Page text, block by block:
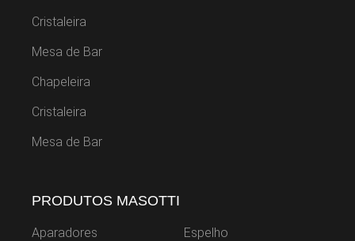
Cristaleira
Mesa de Bar
Chapeleira
Cristaleira
Mesa de Bar
PRODUTOS MASOTTI
Aparadores
Espelho